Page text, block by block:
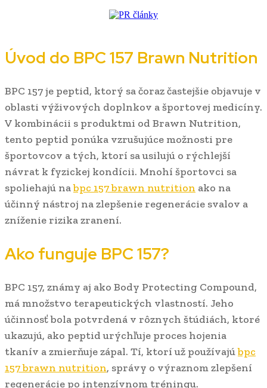
Úvod do BPC 157 Brawn Nutrition
BPC 157 je peptid, ktorý sa čoraz častejšie objavuje v
oblasti výživových doplnkov a športovej medicíny.
V kombinácii s produktmi od Brawn Nutrition,
tento peptid ponúka vzrušujúce možnosti pre
športovcov a tých, ktorí sa usilujú o rýchlejší
návrat k fyzickej kondícii. Mnohí športovci sa
spoliehajú nabpc 157 brawn nutrition ako na
účinný nástroj na zlepšenie regenerácie svalov a
zníženie rizika zranení.
Ako funguje BPC 157?
BPC 157, známy aj ako Body Protecting Compound,
má množstvo terapeutických vlastností. Jeho
účinnosť bola potvrdená v rôznych štúdiách, ktoré
ukazujú, ako peptid urýchľuje proces hojenia
tkanív a zmierňuje zápal. Tí, ktorí už používajúbpc
157 brawn nutrition, správy o výraznom zlepšení
regenerácie po intenzívnom tréningu.